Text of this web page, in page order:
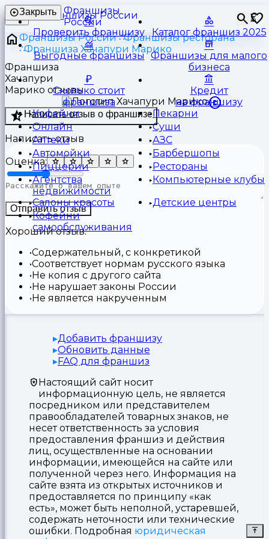
Франшизы
России
⏳
Закрыть
Проверить франшизу Каталог франшиз 2025
Выгодные франшизы Франшизы для малого
бизнеса
Сколько стоит
франшиза
Кредит
на франшизу
Кофейни
Пекарни
Онлайн
Суши
Аптеки
АЗС
Автомойки
Барбершопы
Пиццерии
Рестораны
Агентства
недвижимости
Компьютерные клубы
Салоны красоты
Детские центры
Кофейни
самообслуживания
Франшизы России
Франшизы ресторана
Франшиза Хачапури Марико
Франшиза
Хачапури
Марико отзывы
Написать отзыв о франшизе
Написать отзыв
Оценка:
Отправить отзыв
Хороший отзыв:
Содержательный, с конкретикой
Соответствует нормам русского языка
Не копия с другого сайта
Не нарушает законы России
Не является накрученным
Добавить франшизу
Обновить данные
FAQ для франшиз
Настоящий сайт носит
информационную цель, не является
посредником или представителем
правообладателей товарных знаков, не
несет ответственность за условия
предоставления франшиз и действия
лиц, осуществленные на основании
информации, имеющейся на сайте или
полученной через него. Информация на
сайте взята из открытых источников и
предоставляется по принципу «как
есть», может быть неполной, устаревшей,
содержать неточности или технические
ошибки. Подробная юридическая